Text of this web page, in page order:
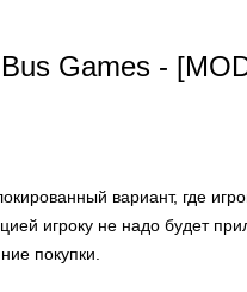
Games -
вариант, где
игроку не надо будет
покупки.